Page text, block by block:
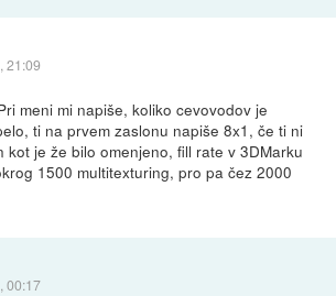
21:09
meni mi napiše, koliko cevovodov je
ti na prvem zaslonu napiše 8x1, če ti ni
kot je že bilo omenjeno, fill rate v 3DMarku
1500 multitexturing, pro pa čez 2000
00:17